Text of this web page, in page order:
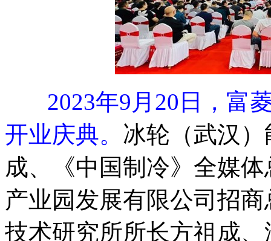
2023年9月20日，富
开业庆典。 冰轮（武汉
成、《中国制冷》全媒
产业园发展有限公司招
技术研究所所长方祖成